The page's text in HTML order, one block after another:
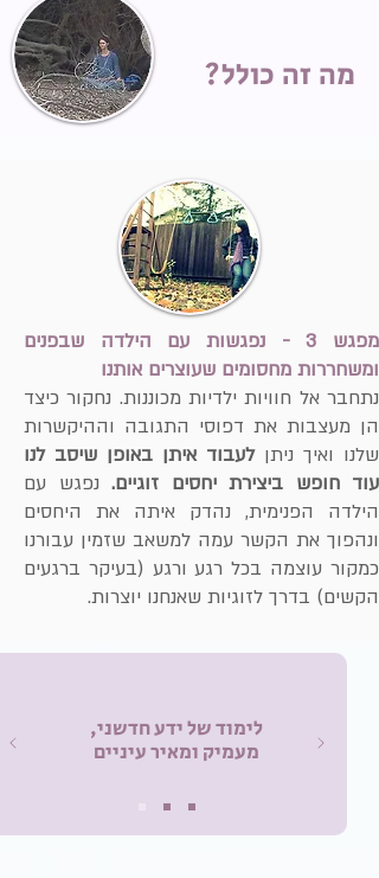
מה זה כולל?
מפגש 3 - נפגשות עם הילדה שבפנים
ומשחררות מחסומים שעוצרים אותנו
נתחבר אל חוויות ילדיות מכוננות. נחקור כיצד
הן מעצבות את דפוסי התגובה וההיקשרות
שלנו ואיך ניתן לעבוד איתן באופן שיסב לנו
עוד חופש ביצירת יחסים זוגיים. נפגש עם
הילדה הפנימית, נהדק איתה את היחסים
ונהפוך את הקשר עמה למשאב שזמין עבורנו
כמקור עוצמה בכל רגע ורגע (בעיקר ברגעים
הקשים) בדרך לזוגיות שאנחנו יוצרות.
לימוד של ידע חדשני,
מעמיק ומאיר עיניים